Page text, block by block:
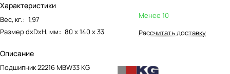
Характеристики
Вес, кг.: 1,97
Размер dxDxH, мм: 80 х 140 х 33
Описание
Подшипник 22216 MBW33 KG
Менее 10
Рассчитать доставку